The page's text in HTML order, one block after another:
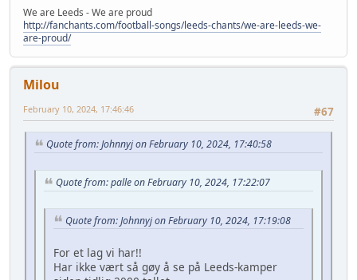
We are Leeds - We are proud
http://fanchants.com/football-songs/leeds-chants/we-are-leeds-we-
are-proud/
Milou
#67
February 10, 2024, 17:46:46
Quote from: Johnnyj on February 10, 2024, 17:40:58
Quote from: palle on February 10, 2024, 17:22:07
Quote from: Johnnyj on February 10, 2024, 17:19:08
For et lag vi har!!
Har ikke vært så gøy å se på Leeds-kamper